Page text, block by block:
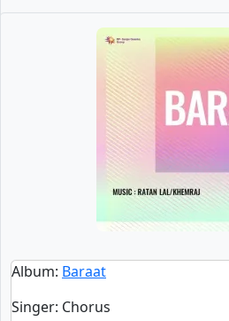
Album: Baraat
Singer: Chorus